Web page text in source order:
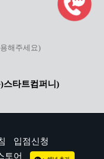
해주세요)
스타트컴퍼니)
입점신청
토어